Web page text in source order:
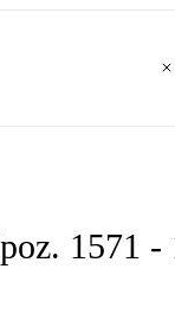
1571 -